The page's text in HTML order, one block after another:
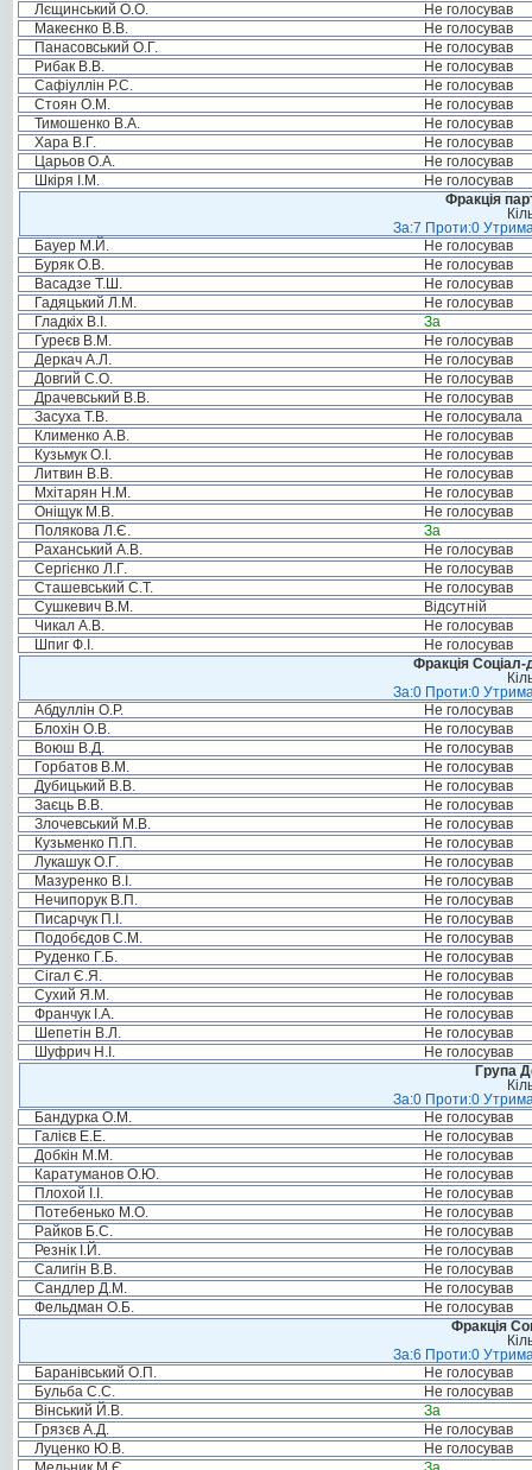
Лєщинський О.О.
Не голосував
Макеєнко В.В.
Не голосував
Панасовський О.Г.
Не голосував
Рибак В.В.
Не голосував
Сафіуллін Р.С.
Не голосував
Стоян О.М.
Не голосував
Тимошенко В.А.
Не голосував
Хара В.Г.
Не голосував
Царьов О.А.
Не голосував
Шкіря І.М.
Не голосував
Фракція
За:7 Проти:0
Бауер М.Й.
Не голосував
Буряк О.В.
Не голосував
Васадзе Т.Ш.
Не голосував
Гадяцький Л.М.
Не голосував
Гладкіх В.І.
За
Гуреєв В.М.
Не голосував
Деркач А.Л.
Не голосував
Довгий С.О.
Не голосував
Драчевський В.В.
Не голосував
Засуха Т.В.
Не голосувала
Клименко А.В.
Не голосував
Кузьмук О.І.
Не голосував
Литвин В.В.
Не голосував
Мхітарян Н.М.
Не голосував
Оніщук М.В.
Не голосував
Полякова Л.Є.
За
Раханський А.В.
Не голосував
Сергієнко Л.Г.
Не голосував
Сташевський С.Т.
Не голосував
Сушкевич В.М.
Відсутній
Чикал А.В.
Не голосував
Шпиг Ф.І.
Не голосував
Фракція Соціал-
За:0 Проти:0
Абдуллін О.Р.
Не голосував
Блохін О.В.
Не голосував
Воюш В.Д.
Не голосував
Горбатов В.М.
Не голосував
Дубицький В.В.
Не голосував
Заєць В.В.
Не голосував
Злочевський М.В.
Не голосував
Кузьменко П.П.
Не голосував
Лукашук О.Г.
Не голосував
Мазуренко В.І.
Не голосував
Нечипорук В.П.
Не голосував
Писарчук П.І.
Не голосував
Подобєдов С.М.
Не голосував
Руденко Г.Б.
Не голосував
Сігал Є.Я.
Не голосував
Сухий Я.М.
Не голосував
Франчук І.А.
Не голосував
Шепетін В.Л.
Не голосував
Шуфрич Н.І.
Не голосував
Група
За:0 Проти:0
Бандурка О.М.
Не голосував
Галієв Е.Е.
Не голосував
Добкін М.М.
Не голосував
Каратуманов О.Ю.
Не голосував
Плохой І.І.
Не голосував
Потебенько М.О.
Не голосував
Райков Б.С.
Не голосував
Резнік І.Й.
Не голосував
Салигін В.В.
Не голосував
Сандлер Д.М.
Не голосував
Фельдман О.Б.
Не голосував
Фракція
За:6 Проти:0
Баранівський О.П.
Не голосував
Бульба С.С.
Не голосував
Вінський Й.В.
За
Грязєв А.Д.
Не голосував
Луценко Ю.В.
Не голосував